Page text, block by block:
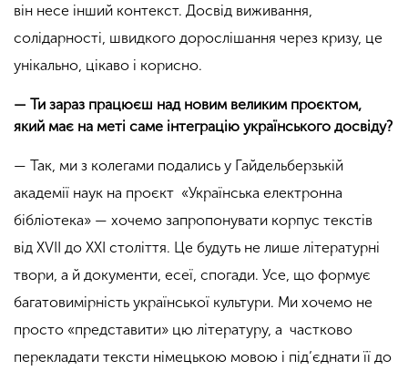
він несе інший контекст. Досвід виживання,
солідарності, швидкого дорослішання через кризу, це
унікально, цікаво і корисно.
— Ти зараз працюєш над новим великим проєктом,
який має на меті саме інтеграцію українського досвіду?
— Так, ми з колегами подались у Гайдельберзькій
академії наук на проєкт «Українська електронна
бібліотека» — хочемо запропонувати корпус текстів
від XVII до XXI століття. Це будуть не лише літературні
твори, а й документи, есеї, спогади. Усе, що формує
багатовимірність української культури. Ми хочемо не
просто «представити» цю літературу, а частково
перекладати тексти німецькою мовою і під’єднати її до